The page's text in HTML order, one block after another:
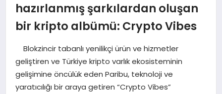
MAGAZIN
SAĞLIK
SIYASET
hazırlanmış şarkılardan oluşan
bir kripto albümü: Crypto Vibes
Blokzincir tabanlı yenilikçi ürün ve hizmetler
geliştiren ve Türkiye kripto varlık ekosisteminin
gelişimine öncülük eden Paribu, teknoloji ve
yaratıcılığı bir araya getiren “Crypto Vibes”